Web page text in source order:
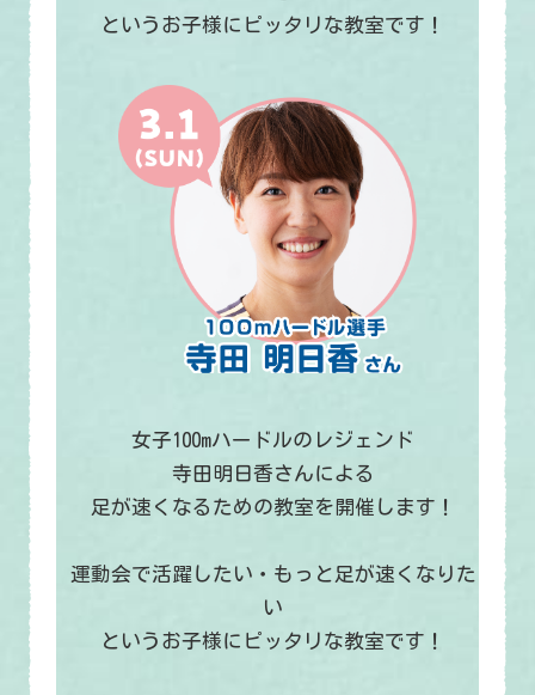
というお子様にピッタリな教室です！
女子100mハードルのレジェンド
寺田明日香さんによる
足が速くなるための教室を開催します！
運動会で活躍したい・もっと足が速くなりた
い
というお子様にピッタリな教室です！